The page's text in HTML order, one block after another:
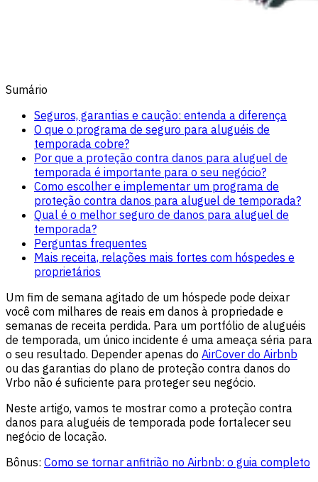
Sumário
Seguros, garantias e caução: entenda a diferença
O que o programa de seguro para aluguéis de
temporada cobre?
Por que a proteção contra danos para aluguel de
temporada é importante para o seu negócio?
Como escolher e implementar um programa de
proteção contra danos para aluguel de temporada?
Qual é o melhor seguro de danos para aluguel de
temporada?
Perguntas frequentes
Mais receita, relações mais fortes com hóspedes e
proprietários
Um fim de semana agitado de um hóspede pode deixar
você com milhares de reais em danos à propriedade e
semanas de receita perdida. Para um portfólio de aluguéis
de temporada, um único incidente é uma ameaça séria para
o seu resultado. Depender apenas do AirCover do Airbnb
ou das garantias do plano de proteção contra danos do
Vrbo não é suficiente para proteger seu negócio.
Neste artigo, vamos te mostrar como a proteção contra
danos para aluguéis de temporada pode fortalecer seu
negócio de locação.
Bônus: Como se tornar anfitrião no Airbnb: o guia completo